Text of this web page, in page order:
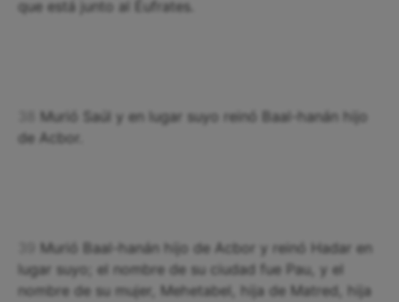
que está junto al Éufrates.
Murió Saúl y en lugar suyo reinó Baal-hanán hijo
de Acbor.
Murió Baal-hanán hijo de Acbor y reinó Hadar en
lugar suyo; el nombre de su ciudad fue Pau, y el
nombre de su mujer, Mehetabel, hija de Matred, hija